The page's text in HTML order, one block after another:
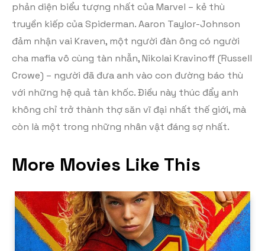
phản diện biểu tượng nhất của Marvel – kẻ thù
truyền kiếp của Spiderman. Aaron Taylor-Johnson
đảm nhận vai Kraven, một người đàn ông có người
cha mafia vô cùng tàn nhẫn, Nikolai Kravinoff (Russell
Crowe) – người đã đưa anh vào con đường báo thù
với những hệ quả tàn khốc. Điều này thúc đẩy anh
không chỉ trở thành thợ săn vĩ đại nhất thế giới, mà
còn là một trong những nhân vật đáng sợ nhất.
More Movies Like This